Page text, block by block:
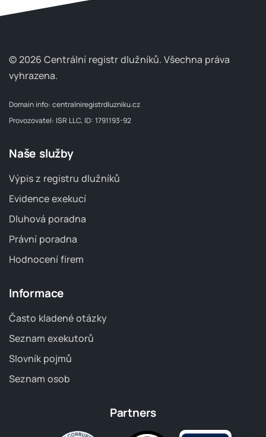
© 2026 Centrální registr dlužníků. Všechna práva
vyhrazena.
Domain info: centralniregistrdluzniku.cz
Provozovatel: ISR LLC, ID: 1791193-92
Naše služby
Výpis z registru dlužníků
Evidence exekucí
Dluhová poradna
Právní poradna
Hodnocení firem
Informace
Často kladené otázky
Seznam exekutorů
Slovník pojmů
Seznam osob
Partners